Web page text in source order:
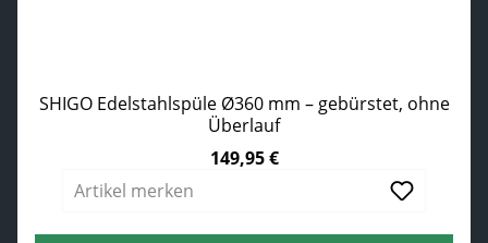
SHIGO Edelstahlspüle Ø360 mm – gebürstet, ohne
Überlauf
149,95 €
Artikel merken